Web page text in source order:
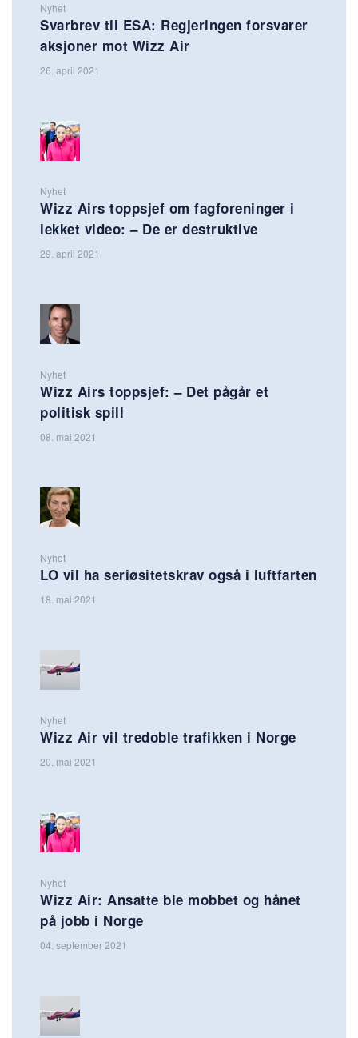
Nyhet
Svarbrev til ESA: Regjeringen forsvarer
aksjoner mot Wizz Air
26. april 2021
Nyhet
Wizz Airs toppsjef om fagforeninger i
lekket video: – De er destruktive
29. april 2021
Nyhet
Wizz Airs toppsjef: – Det pågår et
politisk spill
08. mai 2021
Nyhet
LO vil ha seriøsitetskrav også i luftfarten
18. mai 2021
Nyhet
Wizz Air vil tredoble trafikken i Norge
20. mai 2021
Nyhet
Wizz Air: Ansatte ble mobbet og hånet
på jobb i Norge
04. september 2021